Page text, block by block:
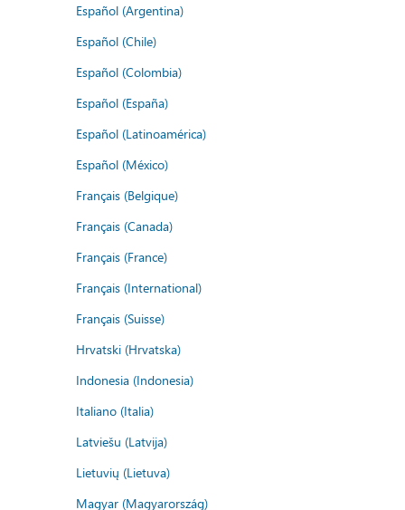
Español (Argentina)
Español (Chile)
Español (Colombia)
Español (España)
Español (Latinoamérica)
Español (México)
Français (Belgique)
Français (Canada)
Français (France)
Français (International)
Français (Suisse)
Hrvatski (Hrvatska)
Indonesia (Indonesia)
Italiano (Italia)
Latviešu (Latvija)
Lietuvių (Lietuva)
Magyar (Magyarország)